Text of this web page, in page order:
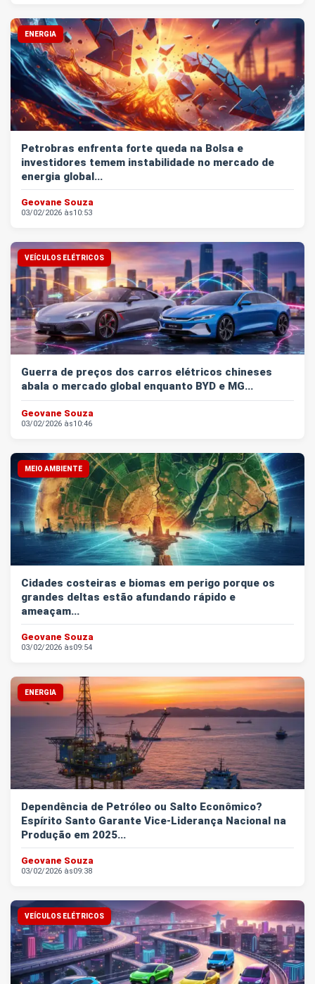
ENERGIA
Petrobras enfrenta forte queda na Bolsa e
investidores temem instabilidade no mercado de
energia global...
Geovane Souza
03/02/2026 às10:53
VEÍCULOS ELÉTRICOS
Guerra de preços dos carros elétricos chineses
abala o mercado global enquanto BYD e MG...
Geovane Souza
03/02/2026 às10:46
MEIO AMBIENTE
Cidades costeiras e biomas em perigo porque os
grandes deltas estão afundando rápido e
ameaçam...
Geovane Souza
03/02/2026 às09:54
ENERGIA
Dependência de Petróleo ou Salto Econômico?
Espírito Santo Garante Vice-Liderança Nacional na
Produção em 2025...
Geovane Souza
03/02/2026 às09:38
VEÍCULOS ELÉTRICOS